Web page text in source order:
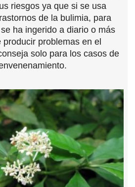
riesgos ya que si se usa
de la bulimia, para
ha ingerido a diario o más
problemas en el
solo para los casos de